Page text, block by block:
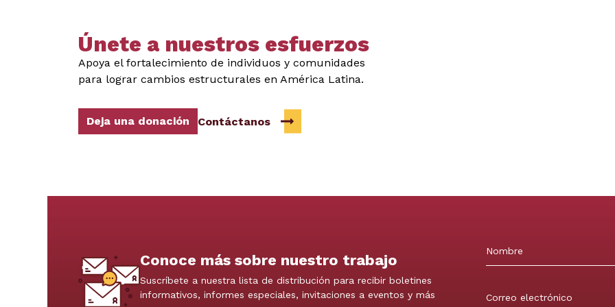
Únete a nuestros esfuerzos
Apoya el fortalecimiento de individuos y comunidades
para lograr cambios estructurales en América Latina.
Deja una donación Contáctanos
Conoce más sobre nuestro trabajo
Suscríbete a nuestra lista de distribución para recibir boletines
informativos, informes especiales, invitaciones a eventos y más